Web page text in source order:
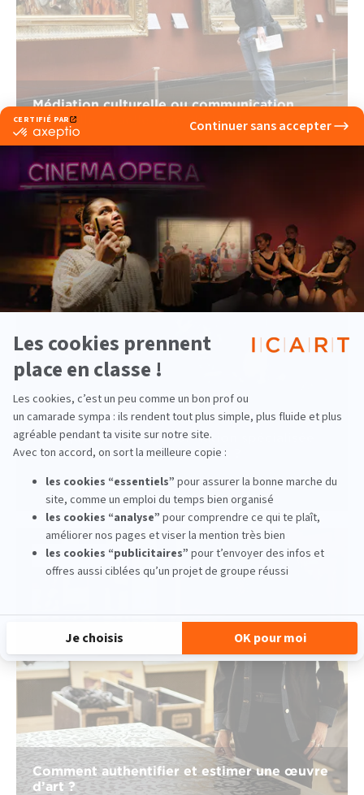
Médiation culturelle ou communication
culturelle : quelle voie choisir ?
lire la suite
Pluridisciplinaire
Pourquoi suivre une formation spécialisée
pour travailler dans la culture ?
lire la suite
Marché de l'art
Comment authentifier et estimer une œuvre
d’art ?